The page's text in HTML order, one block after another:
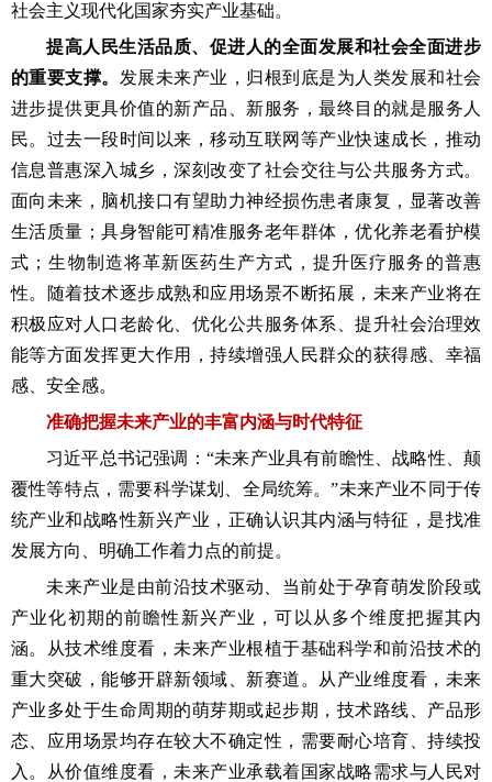
社会主义现代化国家夯实产业基础。
提高人民生活品质、促进人的全面发展和社会全面进步
的重要支撑。 发展未来产业，归根到底是为人类发展和社会
进步提供更具价值的新产品、新服务，最终目的就是服务人
民。过去一段时间以来，移动互联网等产业快速成长，推动
信息普惠深入城乡，深刻改变了社会交往与公共服务方式。
面向未来，脑机接口有望助力神经损伤患者康复，显著改善
生活质量；具身智能可精准服务老年群体，优化养老看护模
式；生物制造将革新医药生产方式，提升医疗服务的普惠
性。随着技术逐步成熟和应用场景不断拓展，未来产业将在
积极应对人口老龄化、优化公共服务体系、提升社会治理效
能等方面发挥更大作用，持续增强人民群众的获得感、幸福
感、安全感。
准确把握未来产业的丰富内涵与时代特征
习近平总书记强调：“未来产业具有前瞻性、战略性、颠
覆性等特点，需要科学谋划、全局统筹。”未来产业不同于传
统产业和战略性新兴产业，正确认识其内涵与特征，是找准
发展方向、明确工作着力点的前提。
未来产业是由前沿技术驱动、当前处于孕育萌发阶段或
产业化初期的前瞻性新兴产业，可以从多个维度把握其内
涵。从技术维度看，未来产业根植于基础科学和前沿技术的
重大突破，能够开辟新领域、新赛道。从产业维度看，未来
产业多处于生命周期的萌芽期或起步期，技术路线、产品形
态、应用场景均存在较大不确定性，需要耐心培育、持续投
入。从价值维度看，未来产业承载着国家战略需求与人民对